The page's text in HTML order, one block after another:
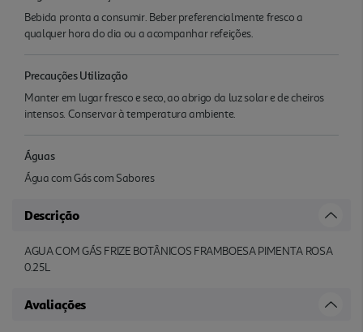
Bebida pronta a consumir. Beber preferencialmente fresco a
qualquer hora do dia ou a acompanhar refeições.
Precauções Utilização
Manter em lugar fresco e seco, ao abrigo da luz solar e de cheiros
intensos. Conservar à temperatura ambiente.
Águas
Água com Gás com Sabores
Descrição
AGUA COM GÁS FRIZE BOTÂNICOS FRAMBOESA PIMENTA ROSA
0.25L
Avaliações